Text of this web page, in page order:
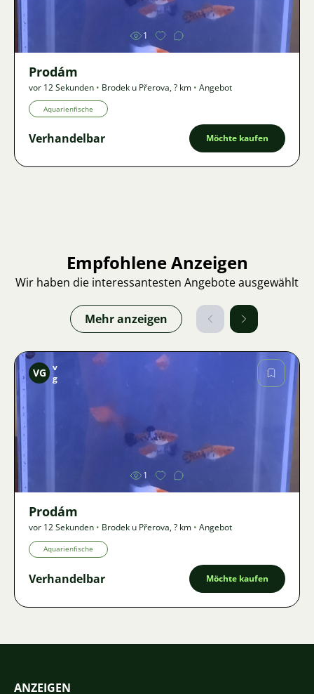
1
Prodám
vor 12 Sekunden • Brodek u Přerova,? km • Angebot
Aquarienfische
Verhandelbar Möchte kaufen
Empfohlene Anzeigen
Wir haben die interessantesten Angebote ausgewählt
Mehr anzeigen
Bild
VG v
g
1
Prodám
vor 12 Sekunden • Brodek u Přerova,? km • Angebot
Aquarienfische
Verhandelbar Möchte kaufen
ANZEIGEN